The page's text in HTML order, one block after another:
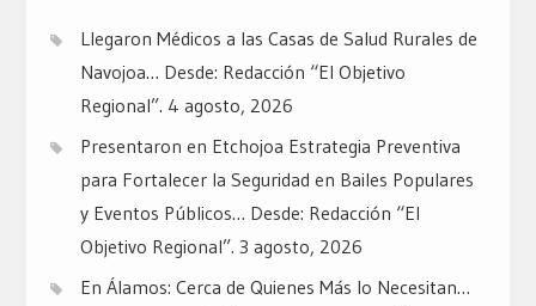
Llegaron Médicos a las Casas de Salud Rurales de
Navojoa… Desde: Redacción “El Objetivo
Regional”. 4 agosto, 2026
Presentaron en Etchojoa Estrategia Preventiva
para Fortalecer la Seguridad en Bailes Populares
y Eventos Públicos… Desde: Redacción “El
Objetivo Regional”. 3 agosto, 2026
En Álamos: Cerca de Quienes Más lo Necesitan…